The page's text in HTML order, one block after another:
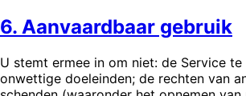
6. Aanvaardbaar gebruik
U stemt ermee in om niet: de Service
onwettige doeleinden; de rechten van